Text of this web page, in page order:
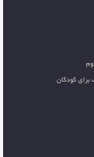
برای کودکان